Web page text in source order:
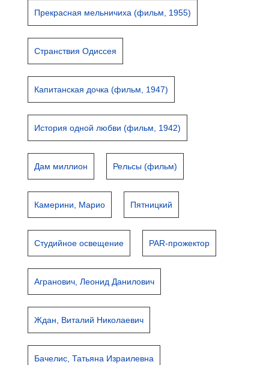
Прекрасная мельничиха (фильм, 1955)
Странствия Одиссея
Капитанская дочка (фильм, 1947)
История одной любви (фильм, 1942)
Дам миллион Рельсы (фильм)
Камерини, Марио Пятницкий
Студийное освещение PAR-прожектор
Агранович, Леонид Данилович
Ждан, Виталий Николаевич
Бачелис, Татьяна Израилевна